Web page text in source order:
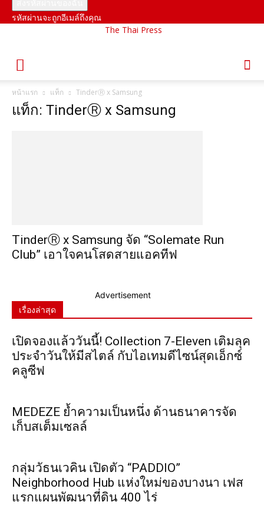
รหัสผ่านจะถูกอีเมล์ถึงคุณ
The Thai Press
หน้าแรก แท็ก TinderⓇ x Samsung
แท็ก: TinderⓇ x Samsung
TinderⓇ x Samsung จัด “Solemate Run
Club” เอาใจคนโสดสายแอคทีฟ
Advertisement
เรื่องล่าสุด
เปิดจองแล้ววันนี้! Collection 7-Eleven เติมลุค
ประจำวันให้มีสไตล์ กับไอเทมดีไซน์สุดเอ็กซ์
คลูซีฟ
MEDEZE ย้ำความเป็นหนึ่ง ด้านธนาคารจัด
เก็บสเต็มเซลล์
กลุ่มวัธนเวคิน เปิดตัว “PADDIO”
Neighborhood Hub แห่งใหม่ของบางนา เฟส
แรกแผนพัฒนาที่ดิน 400 ไร่